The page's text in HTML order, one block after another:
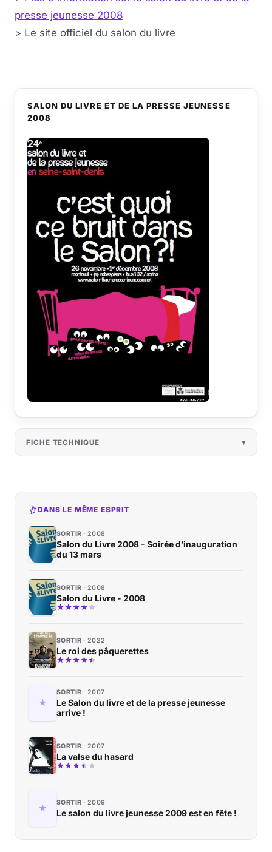
presse jeunesse 2008
> Le site officiel du salon du livre
SALON DU LIVRE ET DE LA PRESSE JEUNESSE
2008
FICHE TECHNIQUE
DANS LE MÊME ESPRIT
SORTIR 2008
Salon du Livre 2008 - Soirée d’inauguration
du 13 mars
SORTIR 2008
Salon du Livre - 2008
SORTIR 2022
Le roi des pâquerettes
SORTIR 2007
Le Salon du livre et de la presse jeunesse
arrive !
SORTIR 2007
La valse du hasard
SORTIR 2009
Le salon du livre jeunesse 2009 est en fête !